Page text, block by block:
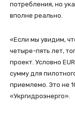
потребления, но
вполне реально.
«Если мы увидим,
четыре-пять лет,
проект. Условно
сумму для
приемлемо. Это не
«Укргидроэнерго».